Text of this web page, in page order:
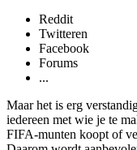
Reddit
Twitteren
Facebook
Forums
...
Maar het is erg
iedereen met wie je te
FIFA-munten koopt of